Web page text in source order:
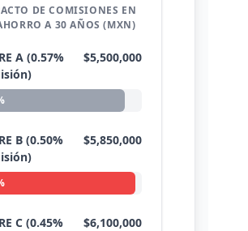
DE COMISIONES EN
A 30 AÑOS (MXN)
A (0.57%
$5,500,000
B (0.50%
$5,850,000
C (0.45%
$6,100,000